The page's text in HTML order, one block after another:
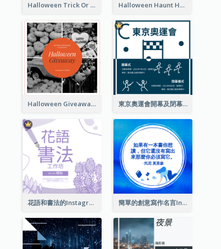
Halloween Trick Or Treat Instagram Post Halloween Haunt House Instagram Post
Halloween Giveaway Instagram Post 東京奧運會開幕及閉幕式Instagram帖子
花語和書法的Instagram帖子 簡單的創意寫作名言Instagram帖子